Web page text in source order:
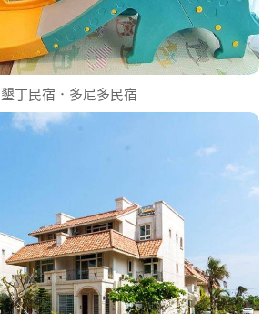
墾丁民宿．多尼多民宿